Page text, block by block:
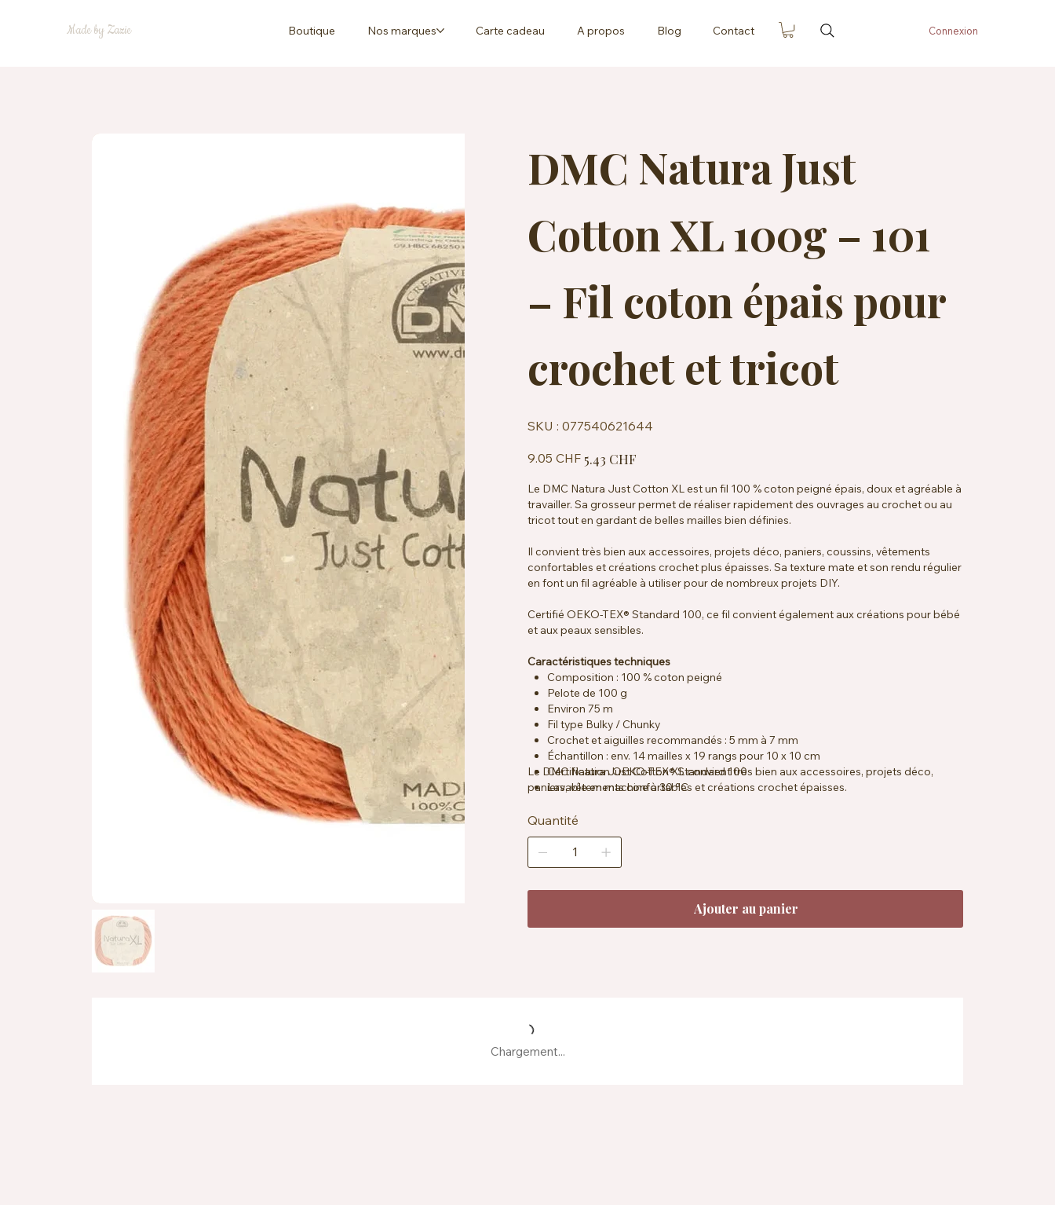
Made by Zazie Boutique Nos marques Carte cadeau A propos Blog Contact Connexion
DMC Natura Just
Cotton XL 100g – 101
– Fil coton épais pour
crochet et tricot
SKU : 077540621644
077540621644
d’origine
9.05 CHF promotionnel
5.43 CHF
Le DMC Natura Just Cotton XL est un fil 100 % coton peigné épais, doux et agréable à
travailler. Sa grosseur permet de réaliser rapidement des ouvrages au crochet ou au
tricot tout en gardant de belles mailles bien définies.
Il convient très bien aux accessoires, projets déco, paniers, coussins, vêtements
confortables et créations crochet plus épaisses. Sa texture mate et son rendu régulier
en font un fil agréable à utiliser pour de nombreux projets DIY.
Certifié OEKO-TEX® Standard 100, ce fil convient également aux créations pour bébé
et aux peaux sensibles.
Caractéristiques techniques
Composition : 100 % coton peigné
Pelote de 100 g
Environ 75 m
Fil type Bulky / Chunky
Crochet et aiguilles recommandés : 5 mm à 7 mm
Échantillon : env. 14 mailles x 19 rangs pour 10 x 10 cm
Certification OEKO-TEX® Standard 100
Lavable en machine à 30 °C
Le DMC Natura Just Cotton XL convient très bien aux accessoires, projets déco,
paniers, vêtements confortables et créations crochet épaisses.
Quantité
Ajouter au panier
Chargement...